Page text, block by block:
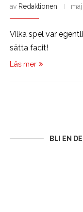
av Redaktionen
Vilka spel var
sätta facit!
Läs mer
BLI EN